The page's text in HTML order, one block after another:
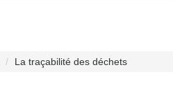
La traçabilité des déchets